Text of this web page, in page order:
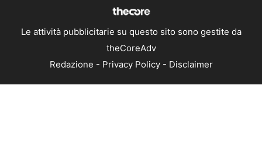
Le attività pubblicitarie su questo sito sono gestite da
theCoreAdv
Redazione - Privacy Policy- Disclaimer